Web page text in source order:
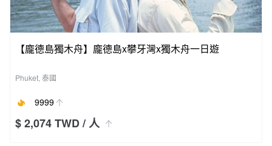
【龐德島獨木舟】龐德島x攀牙灣x獨木舟一日遊
Phuket, 泰國
9999
$ 2,074 TWD/ 人